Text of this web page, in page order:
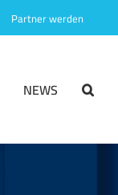
Partner werden
NEWS